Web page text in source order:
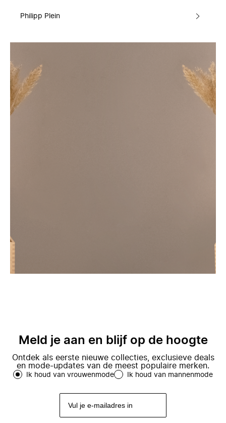
Philipp Plein
Meld je aan en blijf op de hoogte
Ontdek als eerste nieuwe collecties, exclusieve deals
en mode-updates van de meest populaire merken.
Ik houd van vrouwenmode Ik houd van mannenmode